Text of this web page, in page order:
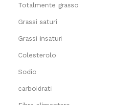
Totalmente grasso
Grassi saturi
Grassi insaturi
Colesterolo
Sodio
carboidrati